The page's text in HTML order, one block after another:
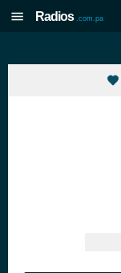
Radios .com.pa